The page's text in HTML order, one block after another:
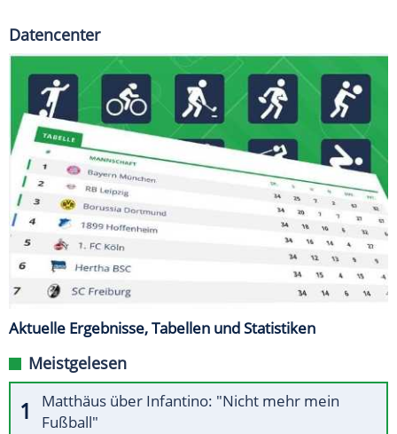
Datencenter
Aktuelle Ergebnisse, Tabellen und Statistiken
Meistgelesen
Matthäus über Infantino: "Nicht mehr mein
Fußball"